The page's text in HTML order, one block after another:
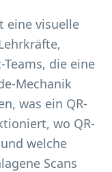
eine visuelle
die eine
Mechanik
was ein QR-
wo QR-
welche
Scans